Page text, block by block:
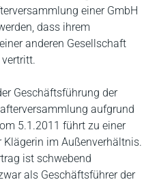
einer GmbH
dass ihrem
anderen Gesellschaft
Geschäftsführung der
aufgrund
5.1.2011 führt zu einer
im Außenverhältnis.
ist schwebend
als Geschäftsführer der